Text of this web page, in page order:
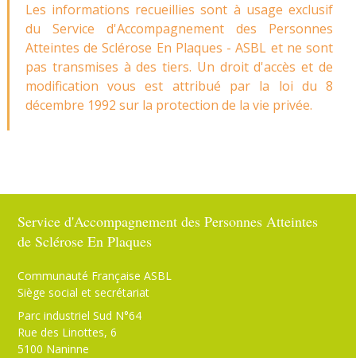
Les informations recueillies sont à usage exclusif
du Service d'Accompagnement des Personnes
Atteintes de Sclérose En Plaques - ASBL et ne sont
pas transmises à des tiers. Un droit d'accès et de
modification vous est attribué par la loi du 8
décembre 1992 sur la protection de la vie privée.
Service d'Accompagnement des Personnes Atteintes
de Sclérose En Plaques
Communauté Française ASBL
Siège social et secrétariat
Parc industriel Sud N°64
Rue des Linottes, 6
5100 Naninne